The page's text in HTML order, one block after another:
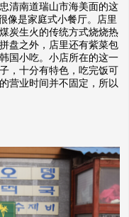
清南道瑞山市海美面的这
像是家庭式小餐厅。店里
炭生火的传统方式烧烧热
盘之外，店里还有紫菜包
国小吃。小店所在的这一
，十分有特色，吃完饭可
营业时间并不固定，所以